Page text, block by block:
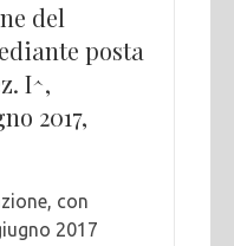
del
posta
I^,
2017,
con
2017